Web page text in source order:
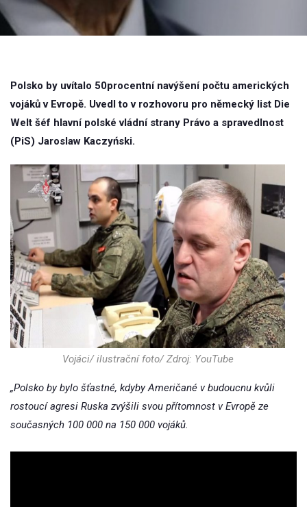
Polsko by uvítalo 50procentní navýšení počtu amerických
vojáků v Evropě. Uvedl to v rozhovoru pro německý list Die
Welt šéf hlavní polské vládní strany Právo a spravedlnost
(PiS) Jaroslaw Kaczyński.
Vojáci/ ilustrační foto/ Zdroj: YouTube
„Polsko by bylo šťastné, kdyby Američané v budoucnu kvůli
rostoucí agresi Ruska zvýšili svou přítomnost v Evropě ze
současných 100 000 na 150 000 vojáků.